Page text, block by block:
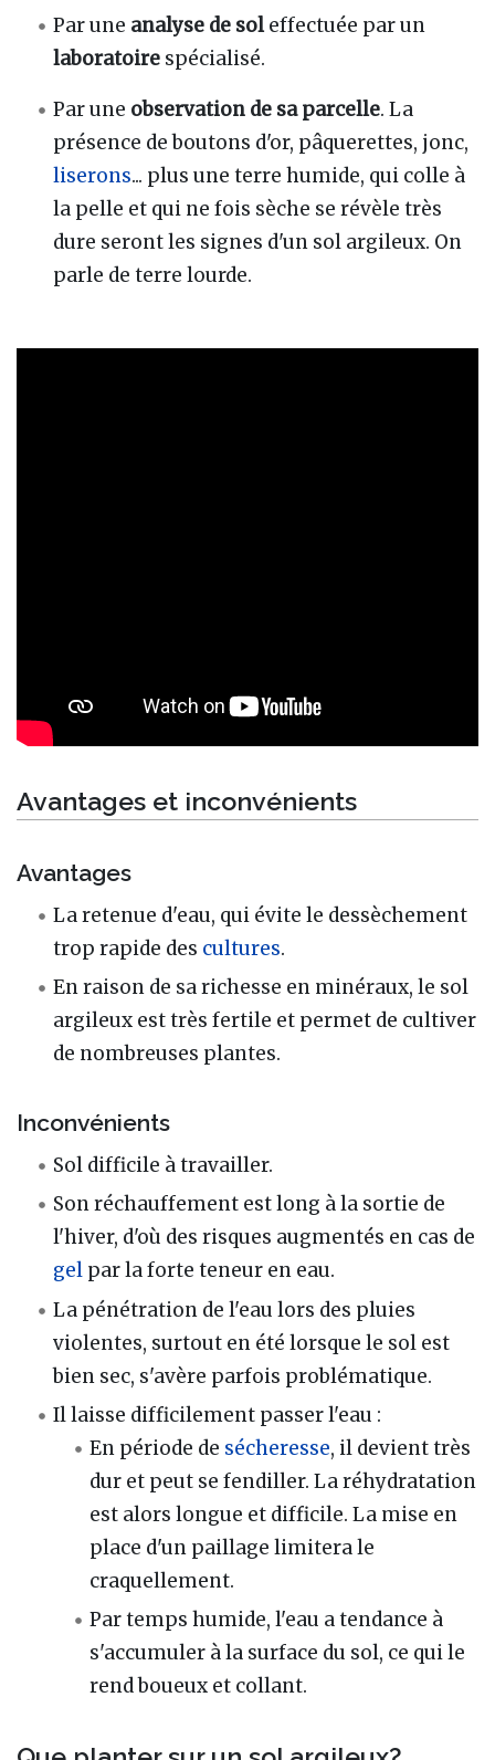
Par une analyse de soleffectuée par un
laboratoire spécialisé.
Par une observation de sa parcelle. La
présence de boutons d'or, pâquerettes, jonc,
liserons... plus une terre humide, qui colle à
la pelle et qui ne fois sèche se révèle très
dure seront les signes d'un sol argileux. On
parle de terre lourde.
Avantages et inconvénients
Avantages
La retenue d'eau, qui évite le dessèchement
trop rapide des cultures.
En raison de sa richesse en minéraux, le sol
argileux est très fertile et permet de cultiver
de nombreuses plantes.
Inconvénients
Sol difficile à travailler.
Son réchauffement est long à la sortie de
l'hiver, d'où des risques augmentés en cas de
gel par la forte teneur en eau.
La pénétration de l'eau lors des pluies
violentes, surtout en été lorsque le sol est
bien sec, s'avère parfois problématique.
Il laisse difficilement passer l'eau :
En période de sécheresse, il devient très
dur et peut se fendiller. La réhydratation
est alors longue et difficile. La mise en
place d'un paillage limitera le
craquellement.
Par temps humide, l'eau a tendance à
s'accumuler à la surface du sol, ce qui le
rend boueux et collant.